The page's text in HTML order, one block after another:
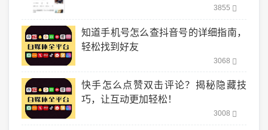
3855
知道手机号怎么查抖音号的详细指南，
轻松找到好友
3068
快手怎么点赞双击评论？揭秘隐藏技
巧，让互动更加轻松！
3008